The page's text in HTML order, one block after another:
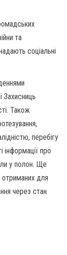
та
соціальні
Захисниць
Також
перебігу
інформації про
у полон. Ще
отриманих для
через стан